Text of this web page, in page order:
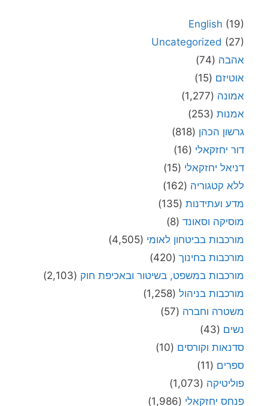
English (19)
Uncategorized (27)
אהבה (74)
אוטיזם (15)
אמונה (1,277)
אמנות (253)
גרשון הכהן (818)
דור יחזקאלי (16)
דניאל יחזקאלי (15)
ללא קטגוריה (162)
מדע ועתידנות (135)
מוסיקה וסאונד (8)
מורכבות בביטחון לאומי (4,505)
מורכבות בחינוך (420)
מורכבות במשפט, בשיטור ובאכיפת חוק (2,103)
מורכבות בניהול (1,258)
משטרה וחברה (57)
נשים (43)
סדנאות וקורסים (10)
ספרים (11)
פוליטיקה (1,073)
פנחס יחזקאלי (1,986)